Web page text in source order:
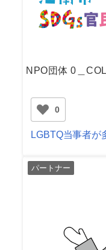
NPO団体 0＿
0
LGBTQ当事者が
パートナー